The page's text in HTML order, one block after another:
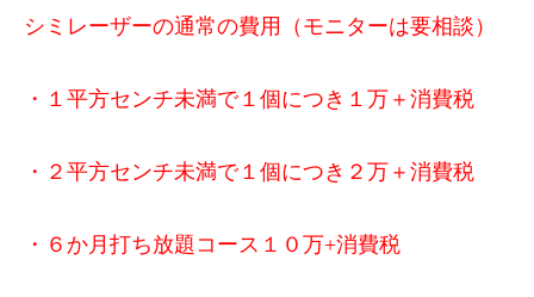
シミレーザーの通常の費用（モニターは要相談）
・１平方センチ未満で１個につき１万＋消費税
・２平方センチ未満で１個につき２万＋消費税
・６ か月打ち放題コース１０万+消費税